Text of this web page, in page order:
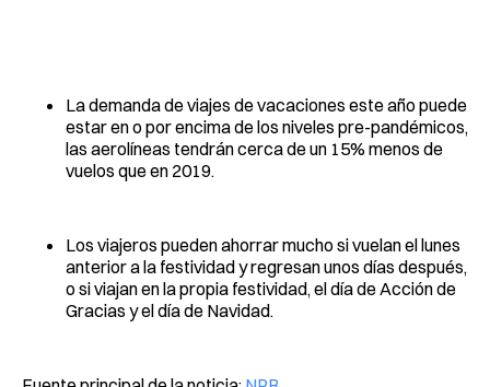
La demanda de viajes de vacaciones este año puede
estar en o por encima de los niveles pre-pandémicos,
las aerolíneas tendrán cerca de un 15% menos de
vuelos que en 2019.
Los viajeros pueden ahorrar mucho si vuelan el lunes
anterior a la festividad y regresan unos días después,
o si viajan en la propia festividad, el día de Acción de
Gracias y el día de Navidad.